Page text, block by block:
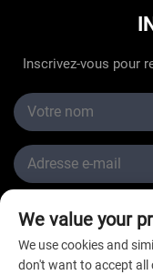
Inscrivez-vous pour
We value your
We use cookies and
don't want to accept all